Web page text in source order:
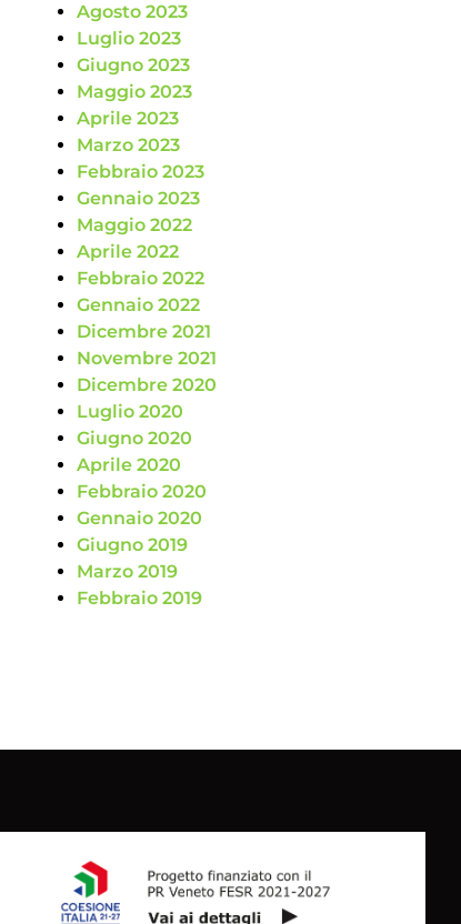
Agosto 2023
Luglio 2023
Giugno 2023
Maggio 2023
Aprile 2023
Marzo 2023
Febbraio 2023
Gennaio 2023
Maggio 2022
Aprile 2022
Febbraio 2022
Gennaio 2022
Dicembre 2021
Novembre 2021
Dicembre 2020
Luglio 2020
Giugno 2020
Aprile 2020
Febbraio 2020
Gennaio 2020
Giugno 2019
Marzo 2019
Febbraio 2019